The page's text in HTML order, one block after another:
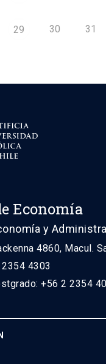
29 30 31
Economía
y
4860, Macul.
4303
+56 2 2354